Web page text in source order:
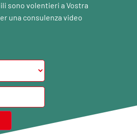
sono volentieri a Vostra
una consulenza video